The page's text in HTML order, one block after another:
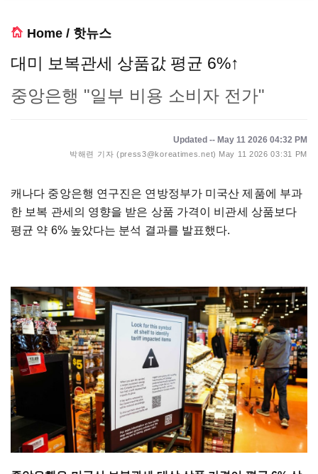
Home / 핫뉴스
대미 보복관세 상품값 평균 6%↑
중앙은행 "일부 비용 소비자 전가"
Updated -- May 11 2026 04:32 PM
박해련 기자 (press3@koreatimes.net) May 11 2026 03:31 PM
캐나다 중앙은행 연구진은 연방정부가 미국산 제품에 부과
한 보복 관세의 영향을 받은 상품 가격이 비관세 상품보다
평균 약 6% 높았다는 분석 결과를 발표했다.